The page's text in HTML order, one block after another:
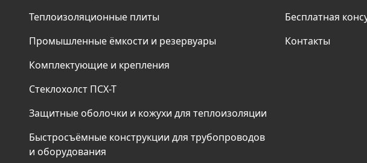
Теплоизоляционные плиты
Промышленные ёмкости и резервуары
Комплектующие и крепления
Стеклохолст ПСХ-Т
Защитные оболочки и кожухи для теплоизоляции
Быстросъёмные конструкции для трубопроводов
и оборудования
Бесплатная
Контакты